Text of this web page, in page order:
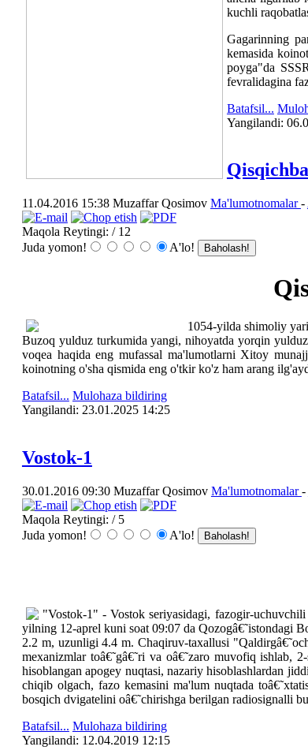
kuchli
Gagarinning
kemasida
poyga"da
fevralidagina
Batafsil...
Yangilаndi:
11.04.2016 15:38 Muzaffar Qosimov Ma'lumotnomalar-
Maqola Reytingi: / 12
Juda yomon!
A'lo!
1054-yilda shimoliy
Buzoq yulduz turkumida yangi, nihoyatda yorqin
voqea haqida eng mufassal ma'lumotlarni Xitoy
koinotning o'sha qismida eng o'tkir ko'z ham arang
Batafsil... Mulohaza bildiring
Yangilаndi: 23.01.2025 14:25
Vostok-1
30.01.2016 09:30 Muzaffar Qosimov Ma'lumotnomalar-
Maqola Reytingi: / 5
Juda yomon!
A'lo!
"Vostok-1" - Vostok seriyasidagi, fazogir-
yilning 12-aprel kuni soat 09:07 da Qozogâ€˜istondagi
2.2 m, uzunligi 4.4 m. Chaqiruv-taxallusi
mexanizmlar toâ€˜gâ€˜ri va oâ€˜zaro muvofiq
hisoblangan apogey nuqtasi, nazariy hisoblashlardan
chiqib olgach, fazo kemasini ma'lum nuqtada
bosqich dvigatelini oâ€˜chirishga berilgan radiosignalli
Batafsil... Mulohaza bildiring
Yangilаndi: 12.04.2019 12:15